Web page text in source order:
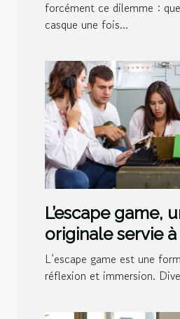
forcément ce dilemme :
casque une fois...
L’escape game,
originale servie à
l’apéro par
L’escape game est une
réflexion et immersion.